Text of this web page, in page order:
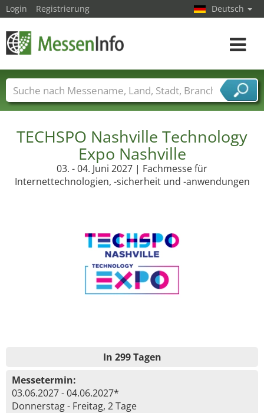
TECHSPO Nashville Technology
Expo Nashville
03. - 04. Juni 2027 | Fachmesse für
Internettechnologien, -sicherheit und -anwendungen
In 299 Tagen
Messetermin:
03.06.2027 - 04.06.2027*
Donnerstag - Freitag, 2 Tage
Login Registrierung Deutsch
Toggle
Messenamen Länder Städte
Branchen